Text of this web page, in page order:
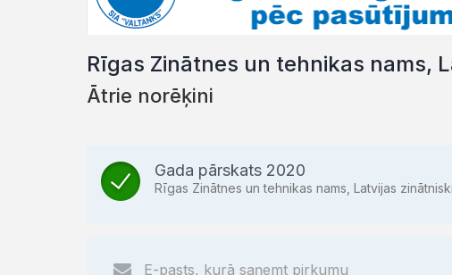
Rīgas Zinātnes un tehnikas nams,
Ātrie norēķini
Gada pārskats 2020
Rīgas Zinātnes un tehnikas nams, Latvijas